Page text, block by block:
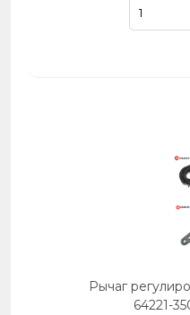
Рычаг
64221-